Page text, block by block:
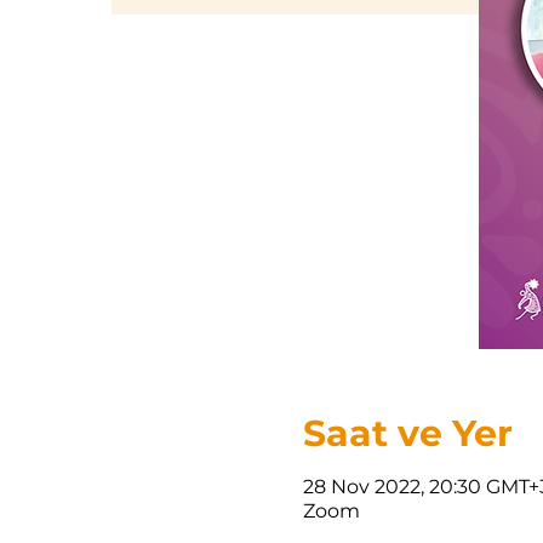
Saat ve Yer
28 Nov 2022, 20:30
Zoom